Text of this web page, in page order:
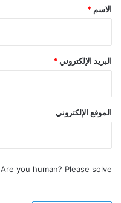
*
الاسم *
البريد الإلكتروني *
الموقع الإلكتروني
Are you human? Please solve: